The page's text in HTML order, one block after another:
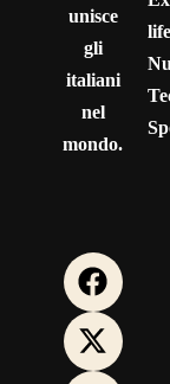
unisce
gli
italiani
nel
mondo.